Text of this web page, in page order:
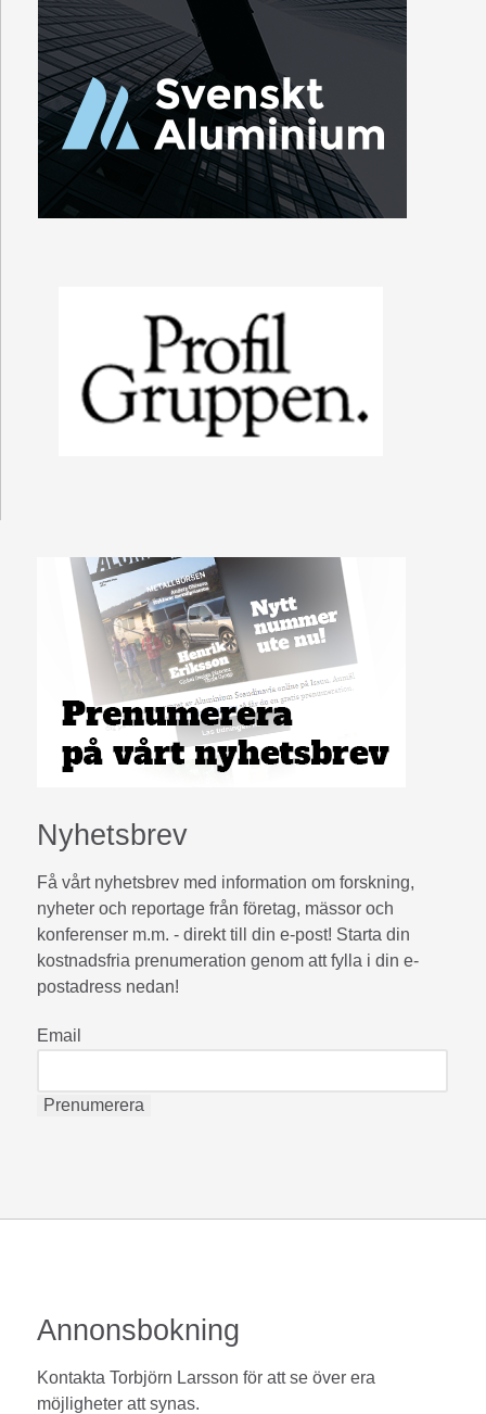
Nyhetsbrev
Få vårt nyhetsbrev med information om forskning,
nyheter och reportage från företag, mässor och
konferenser m.m. - direkt till din e-post! Starta din
kostnadsfria prenumeration genom att fylla i din e-
postadress nedan!
Email
Annonsbokning
Kontakta Torbjörn Larsson för att se över era
möjligheter att synas.